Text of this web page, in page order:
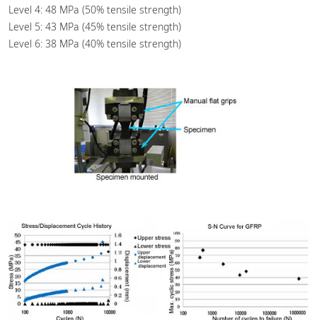
Level 4: 48 MPa (50% tensile strength)
Level 5: 43 MPa (45% tensile strength)
Level 6: 38 MPa (40% tensile strength)